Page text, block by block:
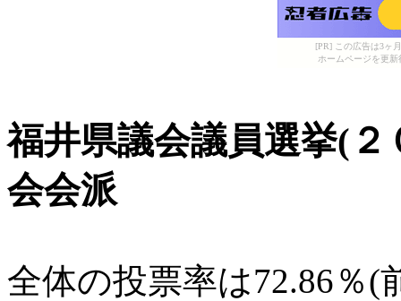
[PR] この広告は3ヶ
ホームページを更
福井県議会議員選挙(
会会派
全体の投票率は72.86％(